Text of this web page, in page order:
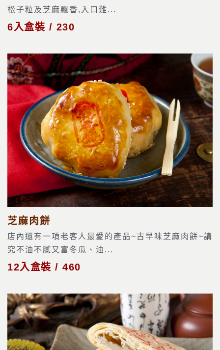
松子粒及芝麻飄香,入口難...
6入盒裝 / 230
芝麻肉餅
店內還有一項老客人最愛的產品~古早味芝麻肉餅~講
究不油不膩又富冬瓜、油...
12入盒裝 / 460